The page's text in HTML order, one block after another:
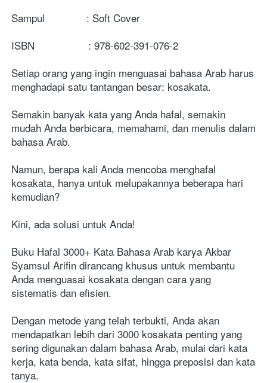
Sampul              : Soft Cover
ISBN                  : 978-602-391-076-2
Setiap orang yang ingin menguasai bahasa Arab harus
menghadapi satu tantangan besar: kosakata.
Semakin banyak kata yang Anda hafal, semakin
mudah Anda berbicara, memahami, dan menulis dalam
bahasa Arab.
Namun, berapa kali Anda mencoba menghafal
kosakata, hanya untuk melupakannya beberapa hari
kemudian?
Kini, ada solusi untuk Anda!
Buku Hafal 3000+ Kata Bahasa Arab karya Akbar
Syamsul Arifin dirancang khusus untuk membantu
Anda menguasai kosakata dengan cara yang
sistematis dan efisien.
Dengan metode yang telah terbukti, Anda akan
mendapatkan lebih dari 3000 kosakata penting yang
sering digunakan dalam bahasa Arab, mulai dari kata
kerja, kata benda, kata sifat, hingga preposisi dan kata
tanya.